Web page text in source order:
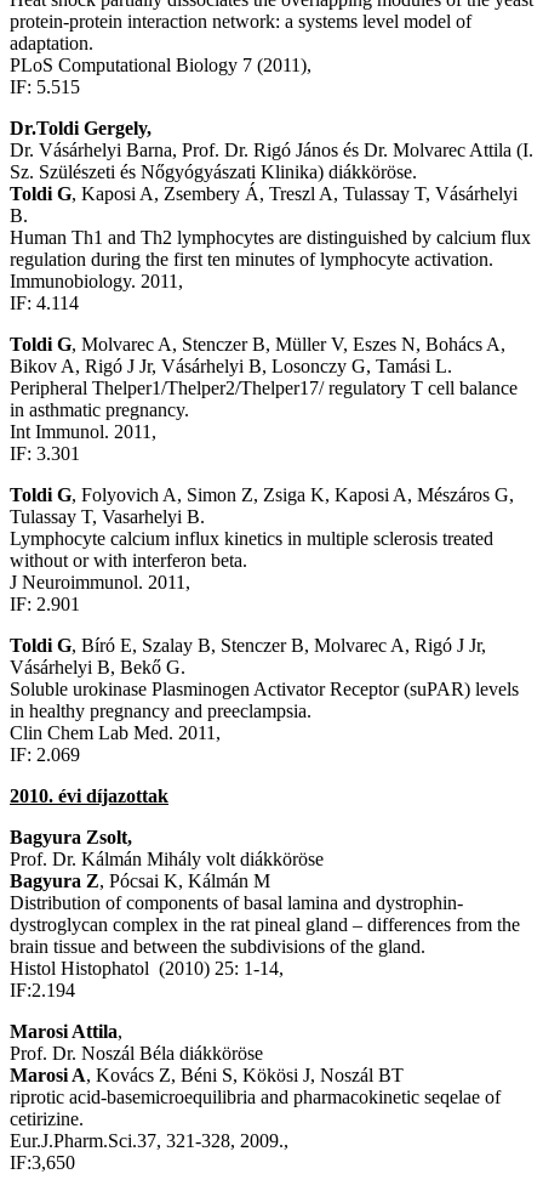
protein-protein interaction network: a systems level model of
adaptation.
PLoS Computational Biology 7 (2011),
IF: 5.515
Dr.Toldi Gergely,
Dr. Vásárhelyi Barna, Prof. Dr. Rigó János és Dr. Molvarec Attila (I.
Sz. Szülészeti és Nőgyógyászati Klinika) diákköröse.
Toldi G, Kaposi A, Zsembery Á, Treszl A, Tulassay T, Vásárhelyi
B.
Human Th1 and Th2 lymphocytes are distinguished by calcium flux
regulation during the first ten minutes of lymphocyte activation.
Immunobiology. 2011,
IF: 4.114
Toldi G, Molvarec A, Stenczer B, Müller V, Eszes N, Bohács A,
Bikov A, Rigó J Jr, Vásárhelyi B, Losonczy G, Tamási L.
Peripheral Thelper1/Thelper2/Thelper17/ regulatory T cell balance
in asthmatic pregnancy.
Int Immunol. 2011,
IF: 3.301
Toldi G, Folyovich A, Simon Z, Zsiga K, Kaposi A, Mészáros G,
Tulassay T, Vasarhelyi B.
Lymphocyte calcium influx kinetics in multiple sclerosis treated
without or with interferon beta.
J Neuroimmunol. 2011,
IF: 2.901
Toldi G, Bíró E, Szalay B, Stenczer B, Molvarec A, Rigó J Jr,
Vásárhelyi B, Bekő G.
Soluble urokinase Plasminogen Activator Receptor (suPAR) levels
in healthy pregnancy and preeclampsia.
Clin Chem Lab Med. 2011,
IF: 2.069
2010. évi díjazottak
Bagyura Zsolt,
Prof. Dr. Kálmán Mihály volt diákköröse
Bagyura Z, Pócsai K, Kálmán M
Distribution of components of basal lamina and dystrophin-
dystroglycan complex in the rat pineal gland – differences from the
brain tissue and between the subdivisions of the gland.
Histol Histophatol (2010) 25: 1-14,
IF:2.194
Marosi Attila,
Prof. Dr. Noszál Béla diákköröse
Marosi A, Kovács Z, Béni S, Kökösi J, Noszál BT
riprotic acid-basemicroequilibria and pharmacokinetic seqelae of
cetirizine.
Eur.J.Pharm.Sci.37, 321-328, 2009.,
IF:3,650